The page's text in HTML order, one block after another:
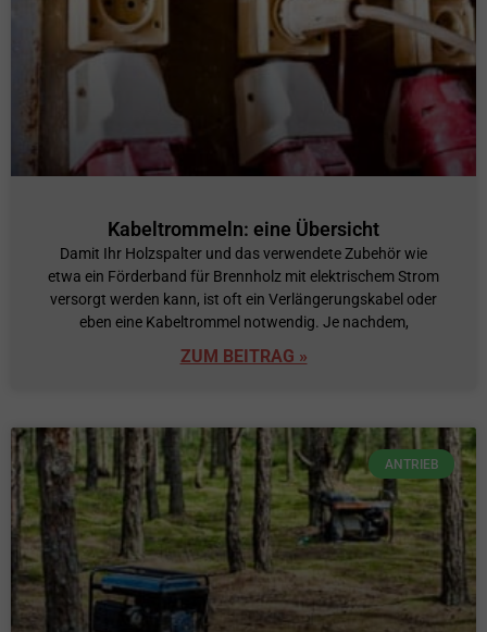
Kabeltrommeln: eine Übersicht
Damit Ihr Holzspalter und das verwendete Zubehör wie
etwa ein Förderband für Brennholz mit elektrischem Strom
versorgt werden kann, ist oft ein Verlängerungskabel oder
eben eine Kabeltrommel notwendig. Je nachdem,
ZUM BEITRAG »
ANTRIEB